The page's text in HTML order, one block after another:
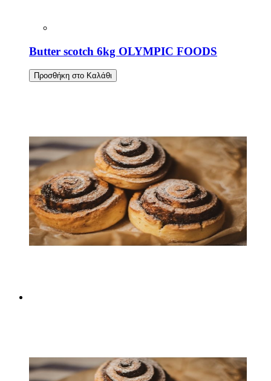
Butter scotch 6kg OLYMPIC FOODS
Προσθήκη στο Καλάθι